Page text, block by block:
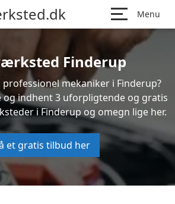
Menu
Finderup
mekaniker i Finderup?
og indhent 3 uforpligtende og gratis
i Finderup og omegn lige her.
et gratis tilbud her